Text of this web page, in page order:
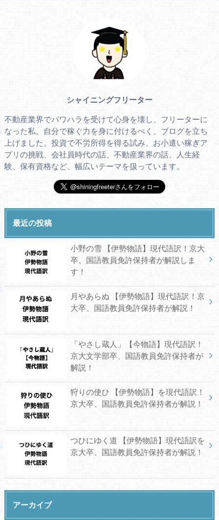
シャイニングフリーター
不動産業界でパワハラを受けて心身を壊し、フリーターに
なった私。自分で稼ぐ力を身に付けるべく、ブログを立ち
上げました。投資で不労所得を得る試み、お小遣い稼ぎア
プリの挑戦、会社員時代の話、不動産業界の話、人生経
験、保有資格など、幅広いテーマを扱っています。
最近の投稿
小野の雪 【伊勢物語】現代語訳！京大
卒、国語教員免許保持者が解説しま
す！
月やあらぬ 【伊勢物語】現代語訳！京
大卒、国語教員免許保持者が解説！
「やさし蔵人」【今物語】現代語訳！
京大文学部卒、国語教員免許保持者が
解説！
狩りの使ひ 【伊勢物語】を現代語訳！
京大卒、国語教員免許保持者が解説！
つひにゆく道 【伊勢物語】現代語訳を
京大卒、国語教員免許保持者が解説！
アーカイブ